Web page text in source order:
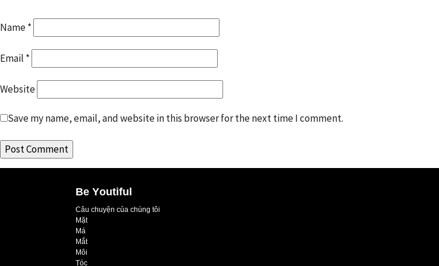
Name*
Email *
Website
Save my name, email, and website in this browser for the next time I comment.
Be Youtiful
Câu chuyện của chúng tôi
Mặt
Má
Mắt
Môi
Tóc